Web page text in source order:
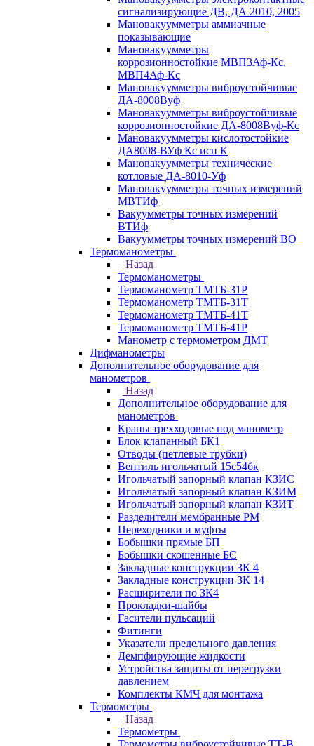
сигнализирующие ДВ, ДА 2010, 2005
Мановакуумметры аммиачные
показывающие
Мановакуумметры
коррозионностойкие МВП3Аф-Кс,
МВП4Аф-Кс
Мановакуумметры виброустойчивые
ДА-8008Вуф
Мановакуумметры виброустойчивые
коррозионностойкие ДА-8008Вуф-Кс
Мановакуумметры кислотостойкие
ДА8008-ВУф Кс исп К
Мановакуумметры технические
котловые ДА-8010-Уф
Мановакуумметры точных измерений
МВТИф
Вакуумметры точных измерений
ВТИф
Вакуумметры точных измерений ВО
Термоманометры
Назад
Термоманометры
Термоманометр ТМТБ-31Р
Термоманометр ТМТБ-31Т
Термоманометр ТМТБ-41Т
Термоманометр ТМТБ-41Р
Манометр с термометром ДМТ
Дифманометры
Дополнительное оборудование для
манометров
Назад
Дополнительное оборудование для
манометров
Краны трехходовые под манометр
Блок клапанный БК1
Отводы (петлевые трубки)
Вентиль игольчатый 15с54бк
Игольчатый запорный клапан КЗИС
Игольчатый запорный клапан КЗИМ
Игольчатый запорный клапан КЗИТ
Разделители мембранные РМ
Переходники и муфты
Бобышки прямые БП
Бобышки скошенные БС
Закладные конструкции ЗК 4
Закладные конструкции ЗК 14
Расширители по ЗК4
Прокладки-шайбы
Гасители пульсаций
Фитинги
Указатели предельного давления
Демпфирующие жидкости
Устройства защиты от перегрузки
давлением
Комплекты КМЧ для монтажа
Термометры
Назад
Термометры